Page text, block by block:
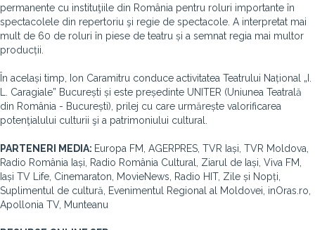
permanente cu instituţiile din România pentru roluri importante în
spectacolele din repertoriu şi regie de spectacole. A interpretat mai
mult de 60 de roluri în piese de teatru și a semnat regia mai multor
producții.
În același timp, Ion Caramitru conduce activitatea Teatrului Național „I.
L. Caragiale” București și este președinte UNITER (Uniunea Teatrală
din România - București), prilej cu care urmărește valorificarea
potenţialului culturii şi a patrimoniului cultural.
PARTENERI MEDIA: Europa FM, AGERPRES, TVR Iași, TVR Moldova,
Radio România Iași, Radio România Cultural, Ziarul de Iași, Viva FM,
Iași TV Life, Cinemaraton, MovieNews, Radio HIT, Zile și Nopți,
Suplimentul de cultură, Evenimentul Regional al Moldovei, inOras.ro,
Apollonia TV, Munteanu